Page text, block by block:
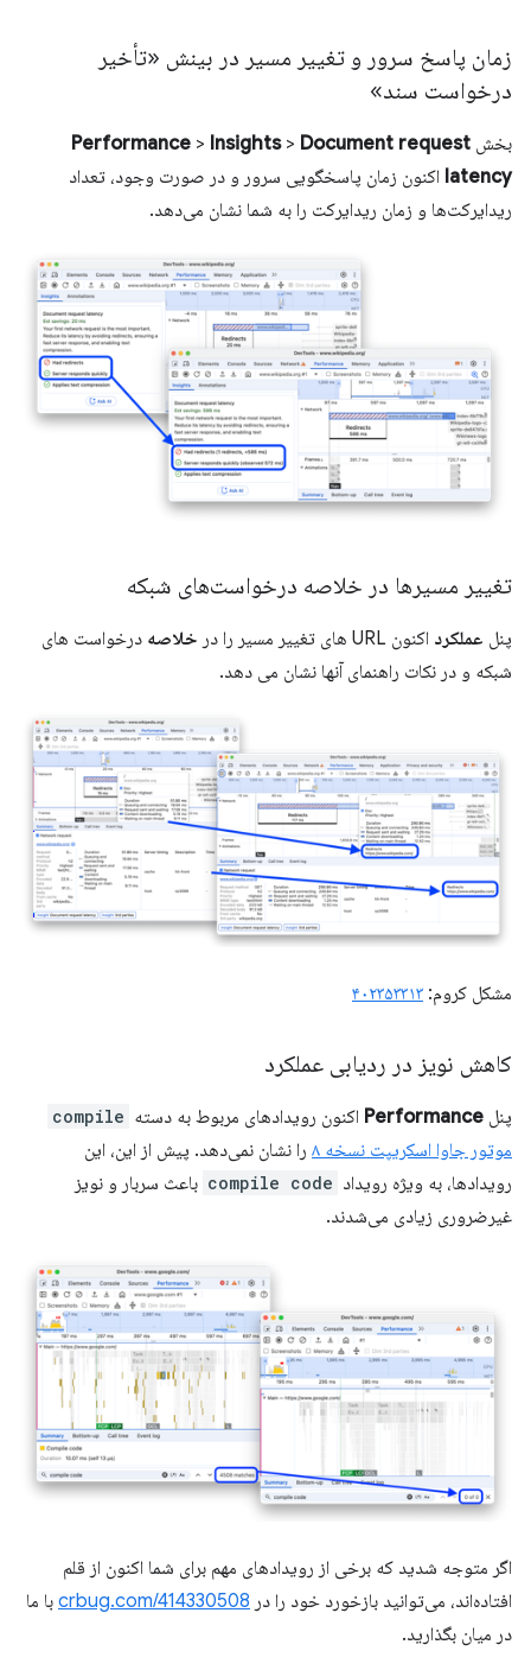
زمان پاسخ سرور و تغییر مسیر در بینش «تأخیر
درخواست سند»
بخش Performance > Insights> Document request
latency اکنون زمان پاسخگویی سرور و در صورت وجود، تعداد
ریدایرکت‌ها و زمان ریدایرکت را به شما نشان می‌دهد.
تغییر مسیرها در خلاصه درخواست‌های شبکه
پنل عملکرد اکنون URL های تغییر مسیر را در خلاصه درخواست های
شبکه و در نکات راهنمای آنها نشان می دهد.
مشکل کروم: ۴۰۲۳۵۳۳۱۳
کاهش نویز در ردیابی عملکرد
پنل Performance اکنون رویدادهای مربوط به دسته compile
موتور جاوا اسکریپت نسخه ۸
را نشان نمی‌دهد. پیش از این، این
رویدادها، به ویژه رویداد compile code باعث سربار و نویز
غیرضروری زیادی می‌شدند.
اگر متوجه شدید که برخی از رویدادهای مهم برای شما اکنون از قلم
افتاده‌اند، می‌توانید بازخورد خود را در crbug.com/414330508 با ما
در میان بگذارید.